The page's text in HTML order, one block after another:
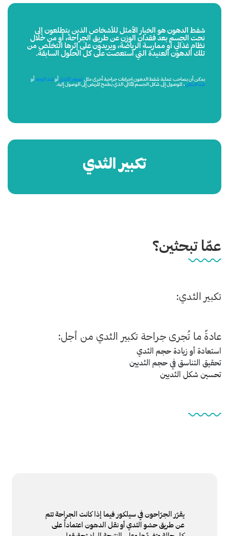
شفط الدهون هو الخيار الأمثل للأشخاص الذين يتطلعون إلى
نحت الجسم بعد فقدان الوزن عن طريق الجراحة، أو من خلال
نظام غذائي أو ممارسة الرياضة، ويريدون على إثرها التخلص من
تلك الدهون العنيدة التي استعصت على كل الحلول السابقة.
يمكن أن يصاحب عملية شفط الدهون إجراءات جراحية أخرى مثلتصغير الثديأوشد الوجهأو
شد البطن، للوصول إلى شكل الجسم المثالي الذي يطمح المريض إلى الوصول إليه.
تكبير الثدي
عمّا تبحثين؟
تكبير الثدي:
عادةً ما تُجرى جراحة تكبير الثدي من أجل:
استعادة أو زيادة حجم الثدي
تحقيق التناسق في حجم الثديين
تحسين شكل الثديين
يقرّر الجرّاحون في سيلكور فيما إذا كانت الجراحة تتم
عن طريق حشو الثدي أو نقل الدهون اعتماداً على